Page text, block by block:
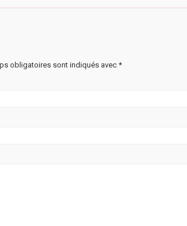
obligatoires sont indiqués avec *